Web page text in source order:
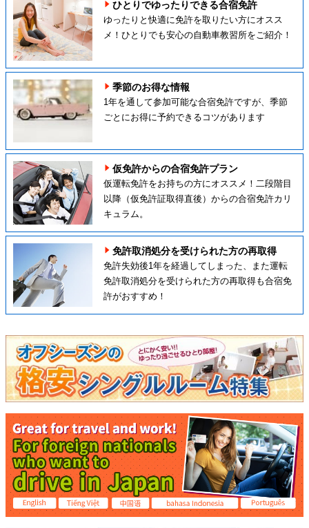
ひとりでゆったりできる合宿免許
ゆったりと快適に免許を取りたい方にオスス
メ！ひとりでも安心の自動車教習所をご紹介！
季節のお得な情報
1年を通して参加可能な合宿免許ですが、季節
ごとにお得に予約できるコツがあります
仮免許からの合宿免許プラン
仮運転免許をお持ちの方にオススメ！二段階目
以降（仮免許証取得直後）からの合宿免許カリ
キュラム。
免許取消処分を受けられた方の再取得
免許失効後1年を経過してしまった、また運転
免許取消処分を受けられた方の再取得も合宿免
許がおすすめ！